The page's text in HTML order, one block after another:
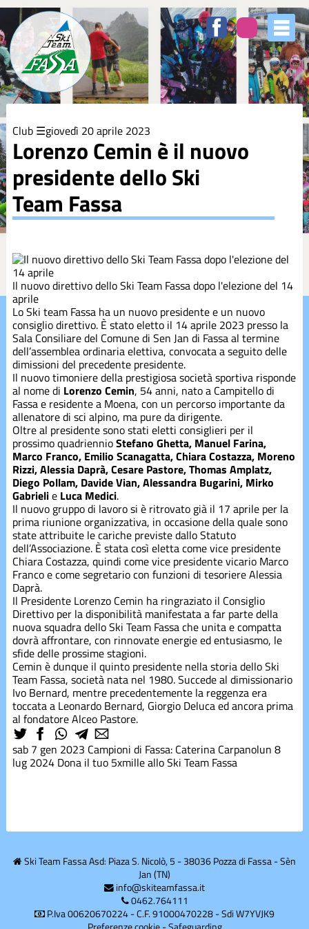
Club giovedì 20 aprile 2023
Lorenzo Cemin è il nuovo
presidente dello Ski
Team Fassa
Il nuovo direttivo dello Ski Team Fassa dopo l'elezione del 14
aprile
Lo Ski team Fassa ha un nuovo presidente e un nuovo
consiglio direttivo. È stato eletto il 14 aprile 2023 presso la
Sala Consiliare del Comune di Sen Jan di Fassa al termine
dell’assemblea ordinaria elettiva, convocata a seguito delle
dimissioni del precedente presidente.
Il nuovo timoniere della prestigiosa società sportiva risponde
al nome di Lorenzo Cemin, 54 anni, nato a Campitello di
Fassa e residente a Moena, con un percorso importante da
allenatore di sci alpino, ma pure da dirigente.
Oltre al presidente sono stati eletti consiglieri per il
prossimo quadriennioStefano Ghetta, Manuel Farina,
Marco Franco, Emilio Scanagatta, Chiara Costazza, Moreno
Rizzi, Alessia Daprà, Cesare Pastore, Thomas Amplatz,
Diego Pollam, Davide Vian, Alessandra Bugarini, Mirko
Gabrielie Luca Medici.
Il nuovo gruppo di lavoro si è ritrovato già il 17 aprile per la
prima riunione organizzativa, in occasione della quale sono
state attribuite le cariche previste dallo Statuto
dell’Associazione. È stata così eletta come vice presidente
Chiara Costazza, quindi come vice presidente vicario Marco
Franco e come segretario con funzioni di tesoriere Alessia
Daprà.
Il Presidente Lorenzo Cemin ha ringraziato il Consiglio
Direttivo per la disponibilità manifestata a far parte della
nuova squadra dello Ski Team Fassa che unita e compatta
dovrà affrontare, con rinnovate energie ed entusiasmo, le
sfide delle prossime stagioni.
Cemin è dunque il quinto presidente nella storia dello Ski
Team Fassa, società nata nel 1980. Succede al dimissionario
Ivo Bernard, mentre precedentemente la reggenza era
toccata a Leonardo Bernard, Giorgio Deluca ed ancora prima
al fondatore Alceo Pastore.
sab 7 gen 2023 Campioni di Fassa: Caterina Carpanolun 8
lug 2024 Dona il tuo 5xmille allo Ski Team Fassa
degli
argomenti
delle
notizie:
5XMILLE
Azzurri
Club
Coppa
Corsi
Corsi estivi
Corsi
inverno
Divise
Divise
Eventi
freeski
Gare
Gerosa
Mercatino
Preparazione
estiva
Snowboard
Summer
Ski Team Fassa Asd: Piaza S. Nicolò, 5 - 38036 Pozza di Fassa - Sèn
Jan (TN)
info@skiteamfassa.it
0462.764111
P.Iva 00620670224 - C.F. 91000470228 - Sdi W7YVJK9